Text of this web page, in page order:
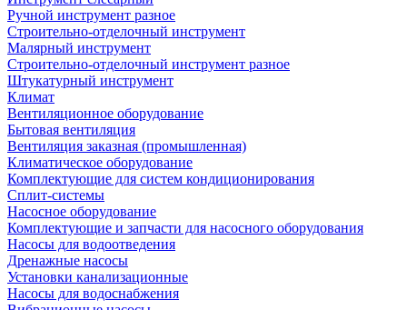
Ручной инструмент разное
Строительно-отделочный инструмент
Малярный инструмент
Строительно-отделочный инструмент разное
Штукатурный инструмент
Климат
Вентиляционное оборудование
Бытовая вентиляция
Вентиляция заказная (промышленная)
Климатическое оборудование
Комплектующие для систем кондиционирования
Сплит-системы
Насосное оборудование
Комплектующие и запчасти для насосного оборудования
Насосы для водоотведения
Дренажные насосы
Установки канализационные
Насосы для водоснабжения